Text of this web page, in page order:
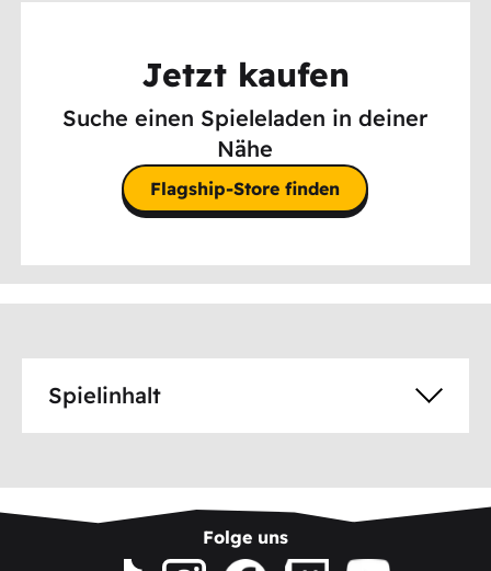
Jetzt kaufen
Suche einen Spieleladen in deiner
Nähe
Flagship-Store finden
Spielinhalt
Folge uns